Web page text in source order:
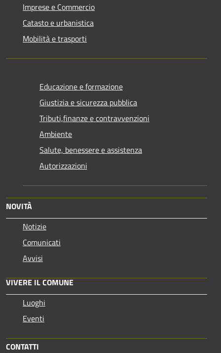
Imprese e Commercio
Catasto e urbanistica
Mobilità e trasporti
Educazione e formazione
Giustizia e sicurezza pubblica
Tributi,finanze e contravvenzioni
Ambiente
Salute, benessere e assistenza
Autorizzazioni
NOVITÀ
Notizie
Comunicati
Avvisi
VIVERE IL COMUNE
Luoghi
Eventi
CONTATTI